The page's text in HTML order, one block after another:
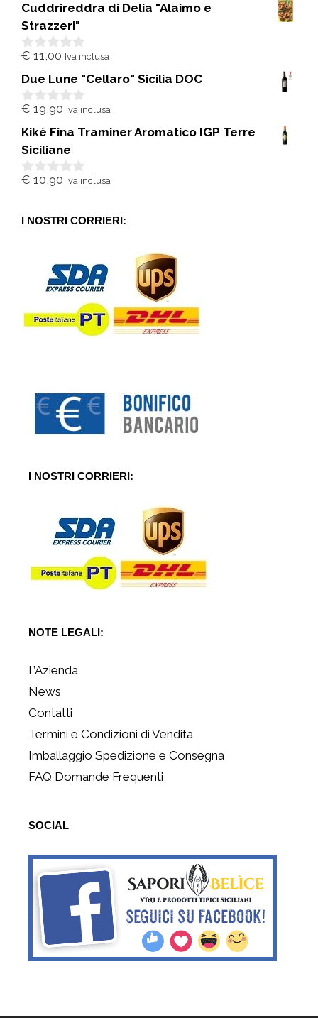
u
5
Cuddrireddra di Delia "Alaimo e
Strazzeri"
0
u
5
€ 11,00 Iva inclusa
Due Lune "Cellaro" Sicilia DOC
0
u
5
€ 19,90 Iva inclusa
Kikè Fina Traminer Aromatico IGP Terre
Siciliane
0
5
€ 10,90 Iva inclusa
I NOSTRI CORRIERI:
I NOSTRI CORRIERI:
NOTE LEGALI:
L’Azienda
News
Contatti
Termini e Condizioni di Vendita
Imballaggio Spedizione e Consegna
FAQ Domande Frequenti
SOCIAL